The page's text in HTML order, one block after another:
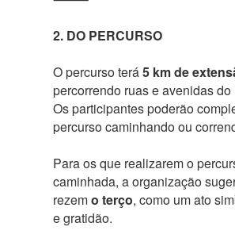
2. DO PERCURSO
O percurso terá5 km de
percorrendo ruas e avenidas
Os participantes poderão
percurso caminhando ou
Para os que realizarem o
caminhada, a organização
rezemo terço, como um ato
e gratidão.